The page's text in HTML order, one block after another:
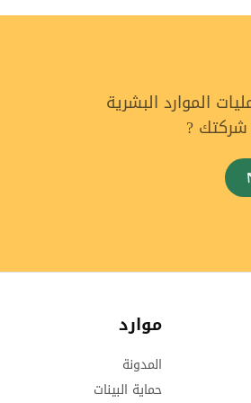
الموارد البشرية
شركتك ?
موارد
المدونة
حماية البينات